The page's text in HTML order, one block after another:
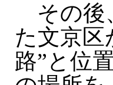
その後
た文京区
路”と位